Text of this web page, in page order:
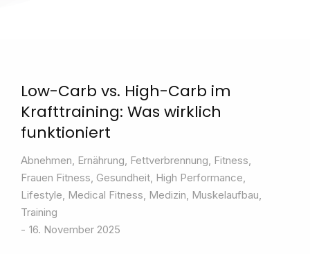
Low-Carb vs. High-Carb im
Krafttraining: Was wirklich
funktioniert
Abnehmen, Ernährung, Fettverbrennung, Fitness,
Frauen Fitness, Gesundheit, High Performance,
Lifestyle, Medical Fitness, Medizin, Muskelaufbau,
Training
16. November 2025